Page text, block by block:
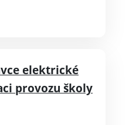
elektrické
provozu školy